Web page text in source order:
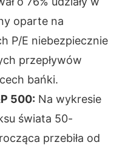
oparte na
P/E niebezpiecznie
przepływów
bańki.
500: Na wykresie
świata 50-
przebiła od